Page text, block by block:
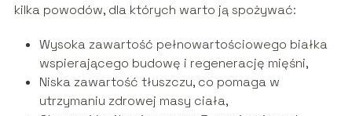
kilka powodów, dla których warto ją spożywać:
Wysoka zawartość pełnowartościowego białka
wspierającego budowę i regenerację mięśni,
Niska zawartość tłuszczu, co pomaga w
utrzymaniu zdrowej masy ciała,